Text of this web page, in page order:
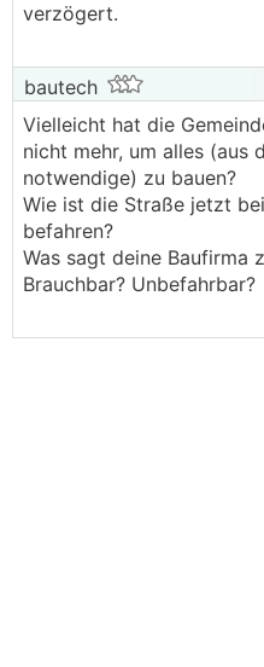
verzögert.
bautech
Vielleicht hat die
nicht mehr, um alles (aus
notwendige) zu bauen?
Wie ist die Straße jetzt
befahren?
Was sagt deine Baufirma
Brauchbar? Unbefahrbar?